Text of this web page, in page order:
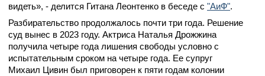
видеть», - делится Гитана Леонтенко в беседе с "АиФ".
Разбирательство продолжалось почти три года. Решение
суд вынес в 2023 году. Актриса Наталья Дрожжина
получила четыре года лишения свободы условно с
испытательным сроком на четыре года. Ее супруг
Михаил Цивин был приговорен к пяти годам колонии